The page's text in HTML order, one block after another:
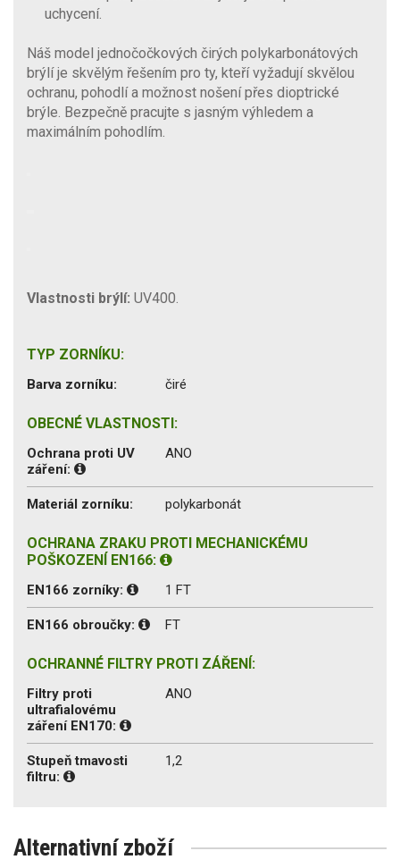
uchycení.
Náš model jednočočkových čirých polykarbonátových
brýlí je skvělým řešením pro ty, kteří vyžadují skvělou
ochranu, pohodlí a možnost nošení přes dioptrické
brýle. Bezpečně pracujte s jasným výhledem a
maximálním pohodlím.
Vlastnosti brýlí: UV400.
TYP ZORNÍKU:
Barva zorníku: čiré
OBECNÉ VLASTNOSTI:
Ochrana proti UV
záření:
ANO
Materiál zorníku: polykarbonát
OCHRANA ZRAKU PROTI MECHANICKÉMU
POŠKOZENÍ EN166:
EN166 zorníky: 1 FT
EN166 obroučky: FT
OCHRANNÉ FILTRY PROTI ZÁŘENÍ:
Filtry proti
ultrafialovému
záření EN170:
ANO
Stupeň tmavosti
filtru:
1,2
Alternativní zboží